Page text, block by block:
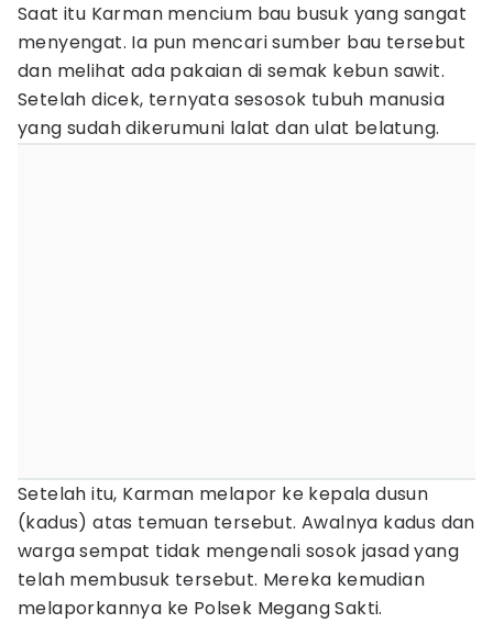
Saat itu Karman mencium bau busuk yang sangat
menyengat. Ia pun mencari sumber bau tersebut
dan melihat ada pakaian di semak kebun sawit.
Setelah dicek, ternyata sesosok tubuh manusia
yang sudah dikerumuni lalat dan ulat belatung.
Setelah itu, Karman melapor ke kepala dusun
(kadus) atas temuan tersebut. Awalnya kadus dan
warga sempat tidak mengenali sosok jasad yang
telah membusuk tersebut. Mereka kemudian
melaporkannya ke Polsek Megang Sakti.